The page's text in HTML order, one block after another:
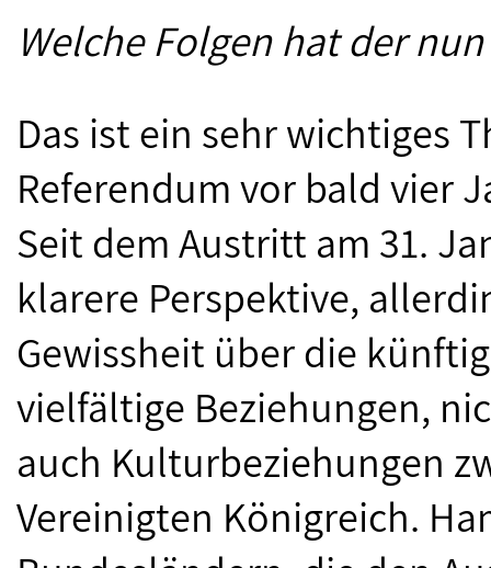
Welche Folgen hat der
Das ist ein sehr wichtiges
Referendum vor bald vier
Seit dem Austritt am 31.
klarere Perspektive,
Gewissheit über die
vielfältige Beziehungen,
auch Kulturbeziehungen
Vereinigten Königreich.